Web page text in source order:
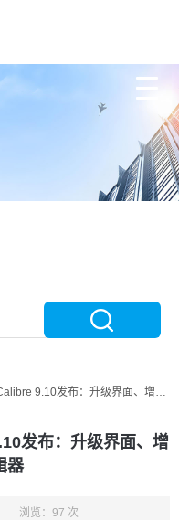
9.10发布：升级界面、增强书籍编辑器
发布：升级界面、增
器
浏览：97 次